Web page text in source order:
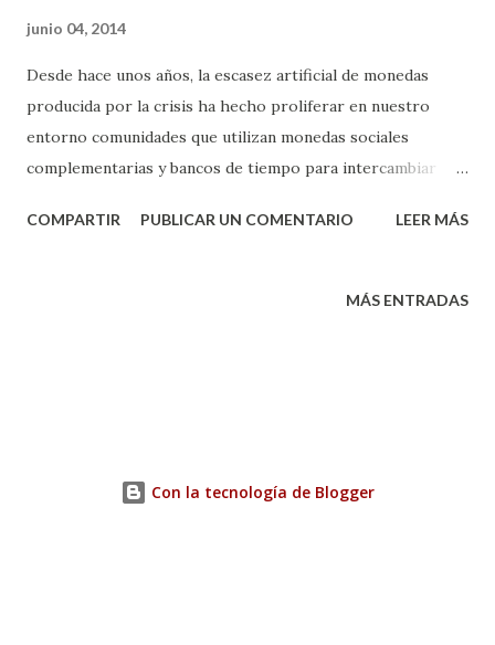
junio 04, 2014
Desde hace unos años, la escasez artificial de monedas
producida por la crisis ha hecho proliferar en nuestro
entorno comunidades que utilizan monedas sociales
complementarias y bancos de tiempo para intercambiar
basado en la plataforma del CES , un software privado
problema de todo esto es precisamente que se trata de un
las necesidades de las comunidades que gestionan monedas
sociales. Si bien posiblemente el software no sea el mayor
COMPARTIR PUBLICAR UN COMENTARIO LEER MÁS
MÁS ENTRADAS
Con la tecnología de Blogger